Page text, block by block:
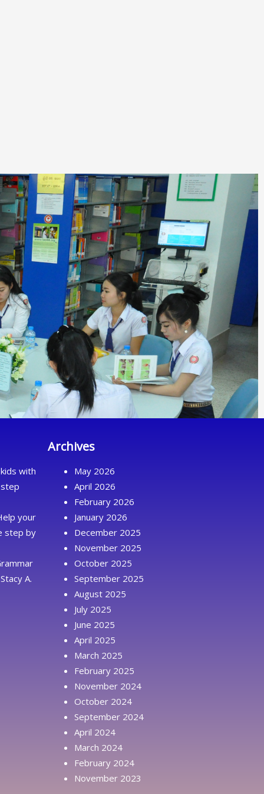
with
your
step by
A.
Archives
May 2026
April 2026
February 2026
January 2026
December 2025
November 2025
October 2025
September 2025
August 2025
July 2025
June 2025
April 2025
March 2025
February 2025
November 2024
October 2024
September 2024
April 2024
March 2024
February 2024
November 2023